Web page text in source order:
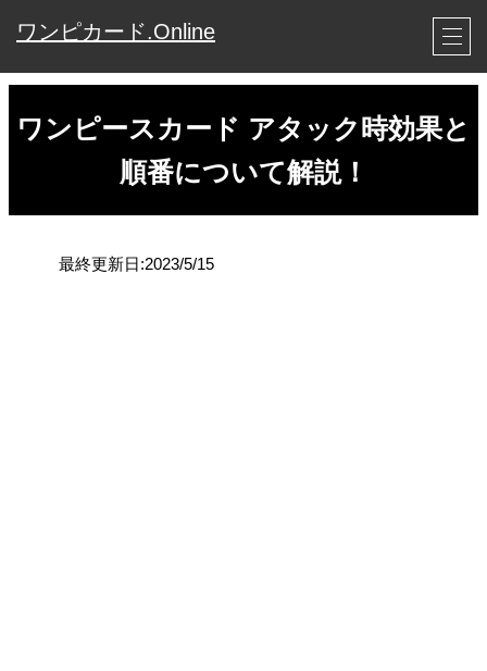
ワンピカード.Online
ワンピースカード アタック時効果と
順番について解説！
最終更新日:2023/5/15